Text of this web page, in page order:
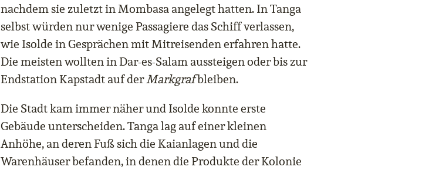
nachdem sie zuletzt in Mombasa angelegt hatten. In Tanga
selbst würden nur wenige Passagiere das Schiff verlassen,
wie Isolde in Gesprächen mit Mitreisenden erfahren hatte.
Die meisten wollten in Dar-es-Salam aussteigen oder bis zur
Endstation Kapstadt auf derMarkgrafbleiben.
Die Stadt kam immer näher und Isolde konnte erste
Gebäude unterscheiden. Tanga lag auf einer kleinen
Anhöhe, an deren Fuß sich die Kaianlagen und die
Warenhäuser befanden, in denen die Produkte der Kolonie